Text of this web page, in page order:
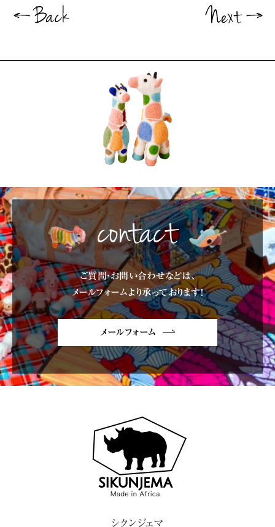
contact
ご質問・お問い合わせなどは、
メールフォームより承っております!
メールフォーム
シクンジェマ